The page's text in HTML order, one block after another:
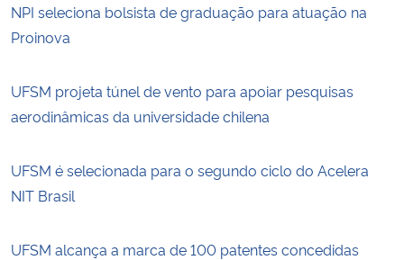
NPI seleciona bolsista de graduação para atuação na
Proinova
UFSM projeta túnel de vento para apoiar pesquisas
aerodinâmicas da universidade chilena
UFSM é selecionada para o segundo ciclo do Acelera
NIT Brasil
UFSM alcança a marca de 100 patentes concedidas